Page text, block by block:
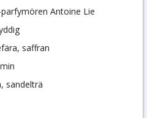
Antoine Lie
saffran
sandelträ